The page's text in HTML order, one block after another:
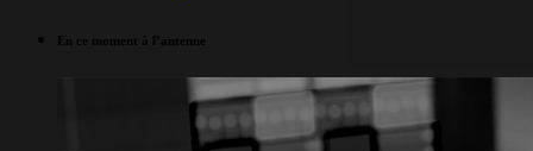
En ce moment à l’antenne